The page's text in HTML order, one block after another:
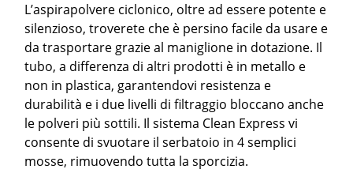
L’aspirapolvere ciclonico, oltre ad essere potente e
silenzioso, troverete che è persino facile da usare e
da trasportare grazie al maniglione in dotazione. Il
tubo, a differenza di altri prodotti è in metallo e
non in plastica, garantendovi resistenza e
durabilità e i due livelli di filtraggio bloccano anche
le polveri più sottili. Il sistema Clean Express vi
consente di svuotare il serbatoio in 4 semplici
mosse, rimuovendo tutta la sporcizia.